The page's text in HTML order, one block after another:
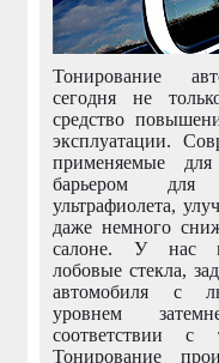
Тонирование
сегодня не
средство
эксплуатации.
применяемые
барьером для
ультрафиолета,
даже немного
салоне. У нас
лобовые стекла,
автомобиля с
уровнем
соответствии с
Тонирование